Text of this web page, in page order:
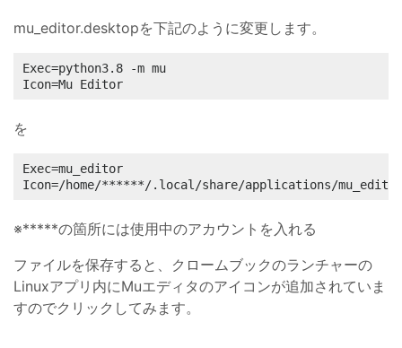
mu_editor.desktopを下記のように変更します。
Exec=python3.8 -m mu
Icon=Mu Editor
を
Exec=mu_editor
Icon=/home/******/.local/share/applications/
※*****の箇所には使用中のアカウントを入れる
ファイルを保存すると、クロームブックのランチャーの
Linuxアプリ内にMuエディタのアイコンが追加されていま
すのでクリックしてみます。